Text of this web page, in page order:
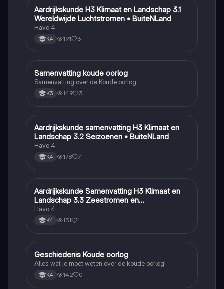
Aardrijkskunde
Aardrijkskunde H3 Klimaat en Landschap 3.1
Wereldwijde Luchtstromen • BuiteNLand
Havo 4
K4 191 3
Geschiedenis
Samenvatting koude oorlog
Samenvatting over de Koude oorlog
K3 149 3
Aardrijkskunde
Aardrijkskunde samenvatting H3 Klimaat en
Landschap 3.2 Seizoenen • BuiteNLand
Havo 4
K4 178 7
Aardrijkskunde
Aardrijkskunde Samenvatting H3 Klimaat en
Landschap 3.3 Zeestromen en
Klimaatgebieden • BuiteNLand
Havo 4
K4 131 1
Geschiedenis
Geschiedenis Koude oorlog
Alles wat je moet weten over de koude oorlog!
K4 142 0